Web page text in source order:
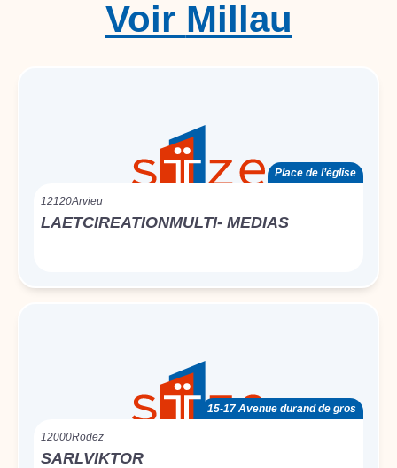
Millau
Voir
Place de l’église
12120Arvieu
LAETCIREATIONMULTI- MEDIAS
15-17 Avenue durand de gros
12000Rodez
SARLVIKTOR